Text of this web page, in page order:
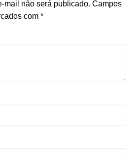
mail não será publicado. Campos
com *